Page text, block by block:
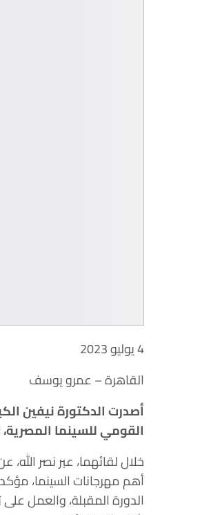
4 يوليو 2023
القاهرة – عمرو يوسف
أصدرت الدكتورة نيفين
القومي للسينما
خلال لقائهما، عبر نصر
أهم مهرجانات السينما،
الدورة المقبلة، والعمل على